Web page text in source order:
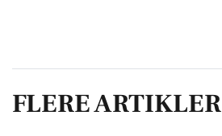
FLERE ARTIKLER